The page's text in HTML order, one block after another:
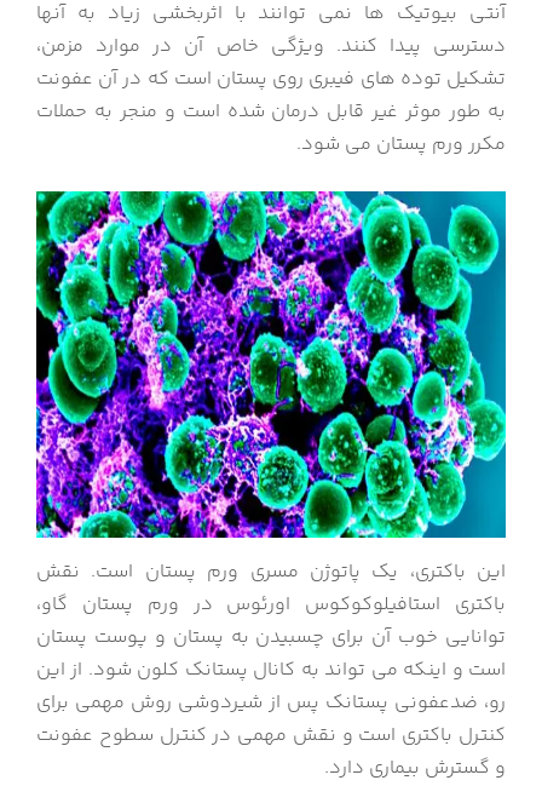
آنتی بیوتیک ها نمی توانند با اثربخشی زیاد به آنها
دسترسی پیدا کنند. ویژگی خاص آن در موارد مزمن،
تشکیل توده های فیبری روی پستان است که در آن عفونت
به طور موثر غیر قابل درمان شده است و منجر به حملات
مکرر ورم پستان می شود.
این باکتری، یک پاتوژن مسری ورم پستان است. نقش
باکتری استافیلوکوکوس اورئوس در ورم پستان گاو،
توانایی خوب آن برای چسبیدن به پستان و پوست پستان
است و اینکه می تواند به کانال پستانک کلون شود. از این
رو، ضدعفونی پستانک پس از شیردوشی روش مهمی برای
کنترل باکتری است و نقش مهمی در کنترل سطوح عفونت
و گسترش بیماری دارد.